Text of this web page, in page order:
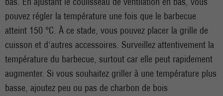
pouvez régler la température une fois que le barbecue
atteint 150 °C. À ce stade, vous pouvez placer la grille de
cuisson et d'autres accessoires. Surveillez attentivement la
température du barbecue, surtout car elle peut rapidement
augmenter. Si vous souhaitez griller à une température plus
basse, ajoutez peu ou pas de charbon de bois